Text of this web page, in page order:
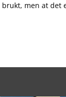
men at det